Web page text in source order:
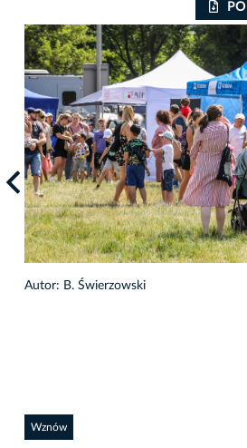
Autor: B. Świerzowski
Wznów